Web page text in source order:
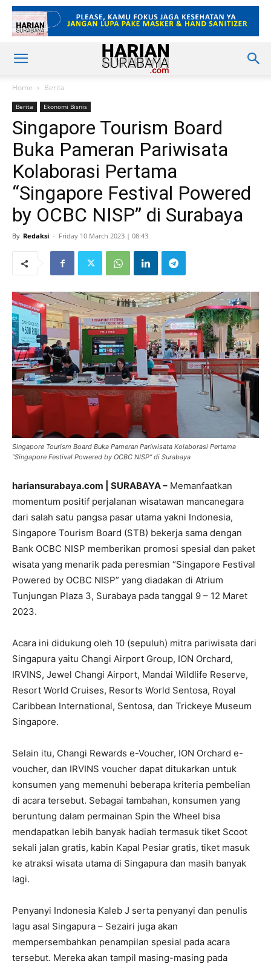
Home Berita
Berita Ekonomi Bisnis
Singapore Tourism Board
Buka Pameran Pariwisata
Kolaborasi Pertama
“Singapore Festival Powered
by OCBC NISP” di Surabaya
By Redaksi - Friday 10 March 2023 | 08:43
Singapore Tourism Board Buka Pameran Pariwisata Kolaborasi Pertama
“Singapore Festival Powered by OCBC NISP” di Surabaya
hariansurabaya.com | SURABAYA – Memanfaatkan
momentum positif perjalanan wisatawan mancanegara
dari salah satu pangsa pasar utama yakni Indonesia,
Singapore Tourism Board (STB) bekerja sama dengan
Bank OCBC NISP memberikan promosi spesial dan paket
wisata yang menarik pada peresmian “Singapore Festival
Powered by OCBC NISP” yang diadakan di Atrium
Tunjungan Plaza 3, Surabaya pada tanggal 9 – 12 Maret
2023.
Acara ini didukung oleh 10 (sepuluh) mitra pariwisata dari
Singapura yaitu Changi Airport Group, ION Orchard,
IRVINS, Jewel Changi Airport, Mandai Wildlife Reserve,
Resort World Cruises, Resorts World Sentosa, Royal
Caribbean International, Sentosa, dan Trickeye Museum
Singapore.
Selain itu, Changi Rewards e-Voucher, ION Orchard e-
voucher, dan IRVINS voucher dapat ditukarkan untuk
konsumen yang memenuhi beberapa kriteria pembelian
di acara tersebut. Sebagai tambahan, konsumen yang
beruntung dalam permainan Spin the Wheel bisa
mendapatkan lebih banyak hadiah termasuk tiket Scoot
sekali jalan gratis, kabin Kapal Pesiar gratis, tiket masuk
ke atraksi wisata utama di Singapura dan masih banyak
lagi.
Penyanyi Indonesia Kaleb J serta penyanyi dan penulis
lagu asal Singapura – Sezairi juga akan
mempersembahkan penampilan spesial pada acara
tersebut. Mereka akan tampil masing-masing pada